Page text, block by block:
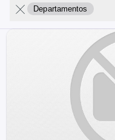
Departamentos